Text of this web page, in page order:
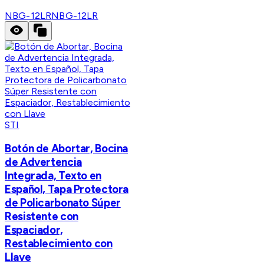
NBG-12LRNBG-12LR
STI
Botón de Abortar, Bocina
de Advertencia
Integrada, Texto en
Español, Tapa Protectora
de Policarbonato Súper
Resistente con
Espaciador,
Restablecimiento con
Llave